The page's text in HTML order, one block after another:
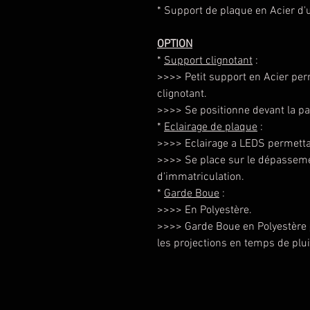
* Support de plaque en Acier
OPTION
* Support clignotant :
>>>> Petit support en Acier
clignotant.
>>>> Se positionne devant la
* Eclairage de plaque :
>>>> Eclairage a LEDS
>>>> Se place sur le
d'immatriculation.
* Garde Boue :
>>>> En Polyestère.
>>>> Garde Boue en
les projections en temps de